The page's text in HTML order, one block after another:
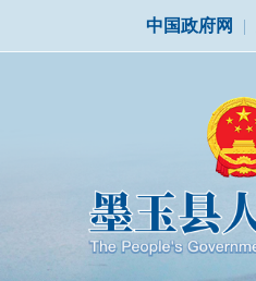
中国政府网 |